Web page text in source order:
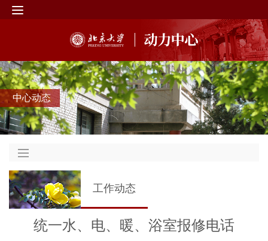
中心动态
工作动态
统一水、电、暖、浴室报修电话